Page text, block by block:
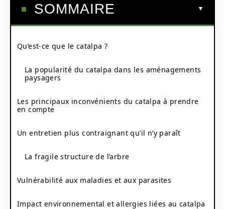
SOMMAIRE
Qu’est-ce que le catalpa ?
La popularité du catalpa dans les aménagements
paysagers
Les principaux inconvénients du catalpa à prendre
en compte
Un entretien plus contraignant qu’il n’y paraît
La fragile structure de l’arbre
Vulnérabilité aux maladies et aux parasites
Impact environnemental et allergies liées au catalpa